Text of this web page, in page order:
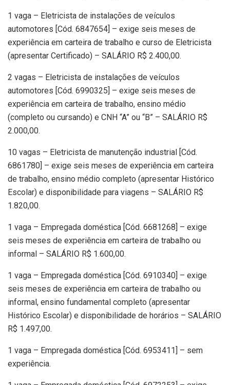
1 vaga – Eletricista de instalações de veículos
automotores [Cód. 6847654] – exige seis meses de
experiência em carteira de trabalho e curso de Eletricista
(apresentar Certificado) – SALÁRIO R$ 2.400,00.
2 vagas – Eletricista de instalações de veículos
automotores [Cód. 6990325] – exige seis meses de
experiência em carteira de trabalho, ensino médio
(completo ou cursando) e CNH “A” ou “B” – SALÁRIO R$
2.000,00.
10 vagas – Eletricista de manutenção industrial [Cód.
6861780] – exige seis meses de experiência em carteira
de trabalho, ensino médio completo (apresentar Histórico
Escolar) e disponibilidade para viagens – SALÁRIO R$
1.820,00.
1 vaga – Empregada doméstica [Cód. 6681268] – exige
seis meses de experiência em carteira de trabalho ou
informal – SALÁRIO R$ 1.600,00.
1 vaga – Empregada doméstica [Cód. 6910340] – exige
seis meses de experiência em carteira de trabalho ou
informal, ensino fundamental completo (apresentar
Histórico Escolar) e disponibilidade de horários – SALÁRIO
R$ 1.497,00.
1 vaga – Empregada doméstica [Cód. 6953411] – sem
experiência.